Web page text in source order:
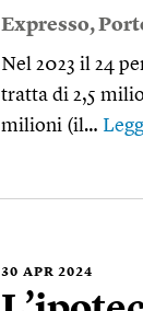
Expresso,
Nel 2023 il 24
tratta di 2,5
milioni (il…
30 APR 2024